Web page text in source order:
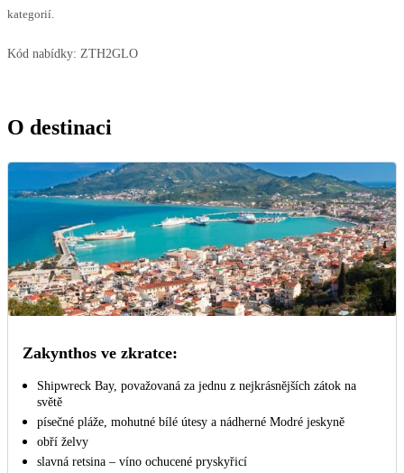
kategorií.
Kód nabídky: ZTH2GLO
O destinaci
Zakynthos ve zkratce:
Shipwreck Bay, považovaná za jednu z nejkrásnějších zátok na
světě
písečné pláže, mohutné bílé útesy a nádherné Modré jeskyně
obří želvy
slavná retsina – víno ochucené pryskyřicí